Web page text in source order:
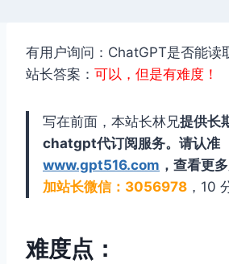
有用户询问：ChatGPT是否能读
站长答案： 可以，但是有难度！
写在前面，本站长林兄提供长
chatgpt代订阅服务。请认准
www.gpt516.com ，查看更
加站长微信：3056978 ，10
难度点：